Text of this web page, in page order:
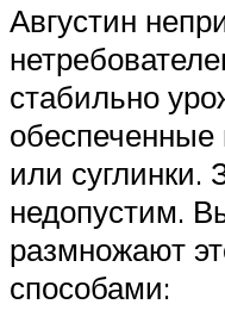
Августин
стабильно
обеспеченные
или суглинки.
недопустим.
размножают
способами: